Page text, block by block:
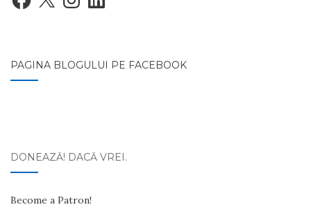
PAGINA BLOGULUI PE FACEBOOK
DONEAZĂ! DACĂ VREI.
Become a Patron!